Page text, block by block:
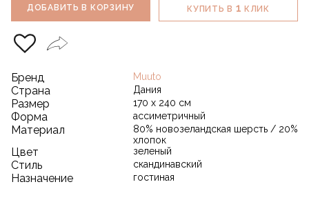
ДОБАВИТЬ В КОРЗИНУ КУПИТЬ В 1 КЛИК
Бренд Muuto
Страна Дания
Размер 170 х 240 см
Форма ассиметричный
Материал
80% новозеландская шерсть / 20%
хлопок
Цвет зеленый
Стиль скандинавский
Назначение гостиная